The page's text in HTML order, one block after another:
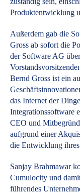
Produktentwicklung
Außerdem gab die
Gross ab sofort die
der Software AG
Bernd Gross ist ein
das Internet der
Integrationssoftware
CEO und
aufgrund einer
die Entwicklung
Sanjay Brahmawar
Cumulocity und
führendes